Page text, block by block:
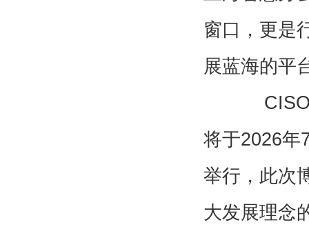
窗口，更是
展蓝海的平
将于2026年
举行，此次
大发展理念